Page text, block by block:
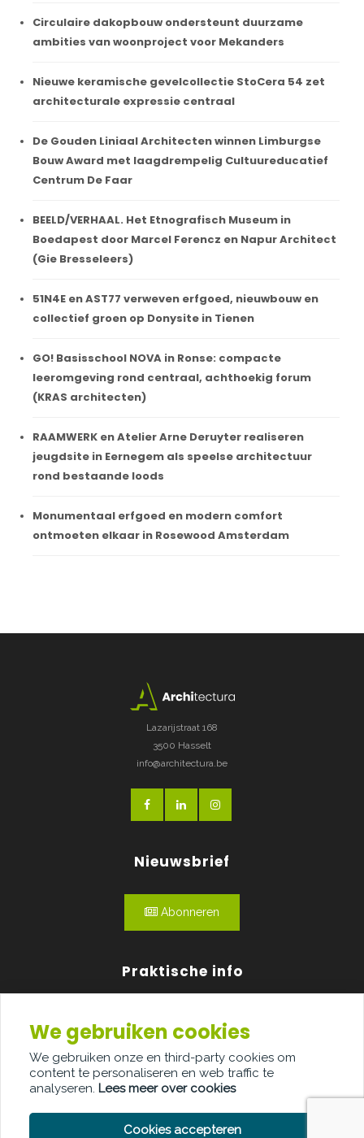
Circulaire dakopbouw ondersteunt duurzame
ambities van woonproject voor Mekanders
Nieuwe keramische gevelcollectie StoCera 54 zet
architecturale expressie centraal
De Gouden Liniaal Architecten winnen Limburgse
Bouw Award met laagdrempelig Cultuureducatief
Centrum De Faar
BEELD/VERHAAL. Het Etnografisch Museum in
Boedapest door Marcel Ferencz en Napur Architect
(Gie Bresseleers)
51N4E en AST77 verweven erfgoed, nieuwbouw en
collectief groen op Donysite in Tienen
GO! Basisschool NOVA in Ronse: compacte
leeromgeving rond centraal, achthoekig forum
(KRAS architecten)
RAAMWERK en Atelier Arne Deruyter realiseren
jeugdsite in Eernegem als speelse architectuur
rond bestaande loods
Monumentaal erfgoed en modern comfort
ontmoeten elkaar in Rosewood Amsterdam
Lazarijstraat 168
3500 Hasselt
info@architectura.be
Nieuwsbrief
Abonneren
Praktische info
Over ons
Adverteren
Contact
We gebruiken cookies
We gebruiken onze en third-party cookies om
content te personaliseren en web traffic te
analyseren. Lees meer over cookies
Cookies accepteren